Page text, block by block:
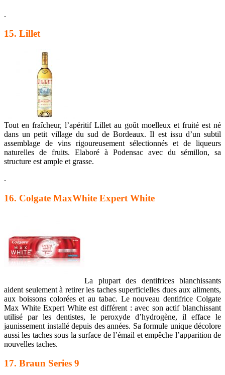
.
15. Lillet
Tout en fraîcheur, l’apéritif Lillet au goût moelleux et fruité est né
dans un petit village du sud de Bordeaux. Il est issu d’un subtil
assemblage de vins rigoureusement sélectionnés et de liqueurs
naturelles de fruits. Elaboré à Podensac avec du sémillon, sa
structure est ample et grasse.
.
16. Colgate MaxWhite Expert White
La plupart des dentifrices blanchissants
aident seulement à retirer les taches superficielles dues aux aliments,
aux boissons colorées et au tabac. Le nouveau dentifrice Colgate
Max White Expert White est différent : avec son actif blanchissant
utilisé par les dentistes, le peroxyde d’hydrogène, il efface le
jaunissement installé depuis des années. Sa formule unique décolore
aussi les taches sous la surface de l’émail et empêche l’apparition de
nouvelles taches.
17. Braun Series 9